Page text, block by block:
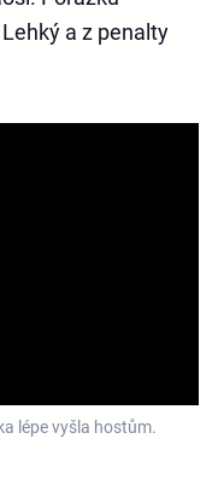
a z penalty
lépe vyšla hostům.